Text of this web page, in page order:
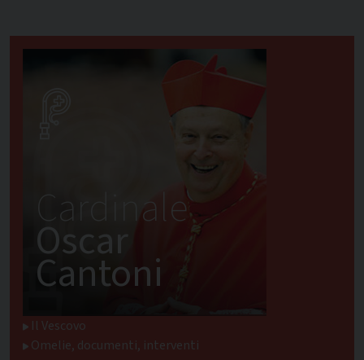
Cardinale
Oscar
Cantoni
Il Vescovo
Omelie, documenti, interventi